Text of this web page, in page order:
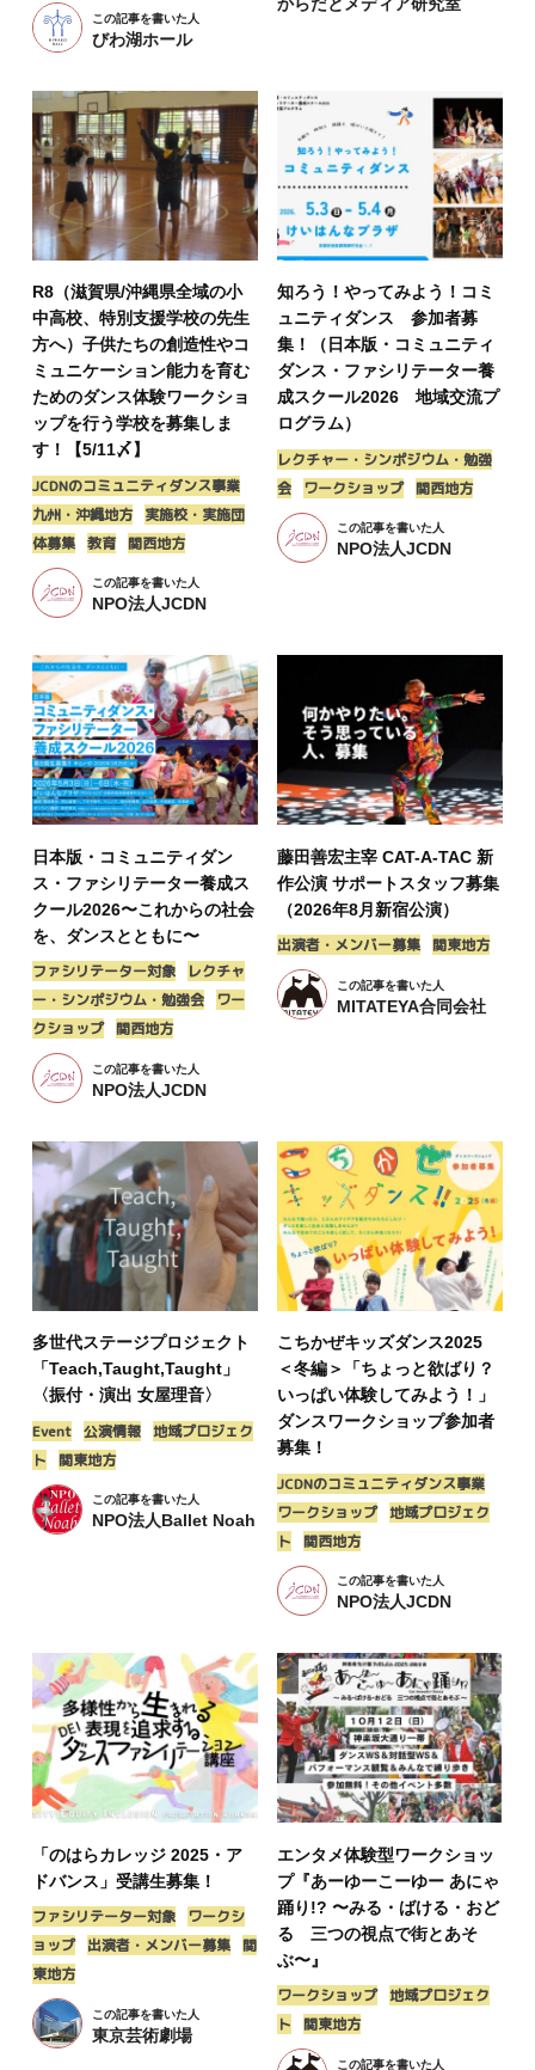
この記事を書いた人
びわ湖ホール
からだとメディア研究室
R8（滋賀県/沖縄県全域の小
中高校、特別支援学校の先生
方へ）子供たちの創造性やコ
ミュニケーション能力を育む
ためのダンス体験ワークショ
ップを行う学校を募集しま
す！【5/11〆】
JCDNのコミュニティダンス事業
九州・沖縄地方
実施校・実施団
体募集 教育 関西地方
この記事を書いた人
NPO法人JCDN
知ろう！やってみよう！コミ
ュニティダンス 参加者募
集！（日本版・コミュニティ
ダンス・ファシリテーター養
成スクール2026 地域交流プ
ログラム）
レクチャー・シンポジウム・勉強
会
ワークショップ 関西地方
この記事を書いた人
NPO法人JCDN
日本版・コミュニティダン
ス・ファシリテーター養成ス
クール2026〜これからの社会
を、ダンスとともに〜
ファシリテーター対象
レクチャ
ー・シンポジウム・勉強会
ワー
クショップ 関西地方
この記事を書いた人
NPO法人JCDN
藤田善宏主宰 CAT-A-TAC 新
作公演 サポートスタッフ募集
（2026年8月新宿公演）
出演者・メンバー募集 関東地方
この記事を書いた人
MITATEYA合同会社
多世代ステージプロジェクト
「Teach,Taught,Taught」
〈振付・演出 女屋理音〉
Event 公演情報 地域プロジェク
ト
関東地方
この記事を書いた人
NPO法人Ballet Noah
こちかぜキッズダンス2025
＜冬編＞「ちょっと欲ばり？
いっぱい体験してみよう！」
ダンスワークショップ参加者
募集！
JCDNのコミュニティダンス事業
ワークショップ 地域プロジェク
ト
関西地方
この記事を書いた人
NPO法人JCDN
「のはらカレッジ 2025・ア
ドバンス」受講生募集！
ファシリテーター対象
ワークシ
ョップ
出演者・メンバー募集 関
東地方
この記事を書いた人
東京芸術劇場
エンタメ体験型ワークショッ
プ『あーゆーこーゆー あにゃ
踊り!? 〜みる・ばける・おど
る 三つの視点で街とあそ
ぶ〜』
ワークショップ 地域プロジェク
ト
関東地方
この記事を書いた人